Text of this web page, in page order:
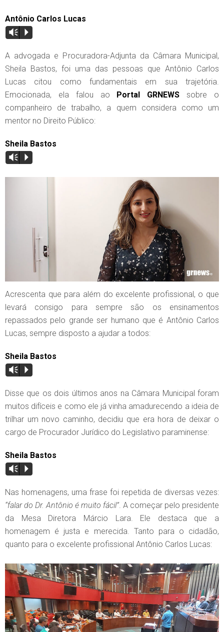
Antônio Carlos Lucas
Vm P
A advogada e Procuradora-Adjunta da Câmara Municipal,
Sheila Bastos, foi uma das pessoas que Antônio Carlos
Lucas citou como fundamentais em sua trajetória.
Emocionada, ela falou ao
Portal GRNEWS sobre o
companheiro de trabalho, a quem considera como um
mentor no Direito Público:
Sheila Bastos
Vm P
Acrescenta que para além do excelente profissional, o que
levará consigo para sempre são os ensinamentos
repassados pelo grande ser humano que é Antônio Carlos
Lucas, sempre disposto a ajudar a todos:
Sheila Bastos
Vm P
Disse que os dois últimos anos na Câmara Municipal foram
muitos difíceis e como ele já vinha amadurecendo a ideia de
trilhar um novo caminho, decidiu que era hora de deixar o
cargo de Procurador Jurídico do Legislativo paraminense:
Sheila Bastos
Vm P
Nas homenagens, uma frase foi repetida de diversas vezes:
“falar do Dr. Antônio é muito fácil”. A começar pelo presidente
da Mesa Diretora Márcio Lara. Ele destaca que a
homenagem é justa e merecida. Tanto para o cidadão,
quanto para o excelente profissional Antônio Carlos Lucas: